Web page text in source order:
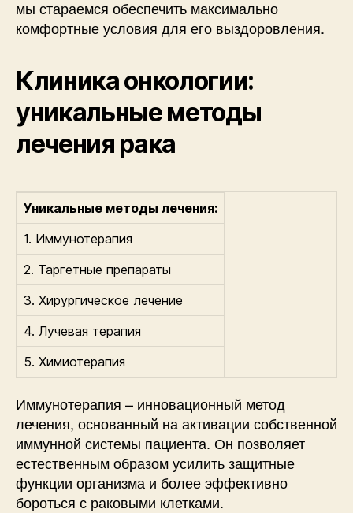
мы стараемся обеспечить максимально
комфортные условия для его выздоровления.
Клиника онкологии:
уникальные методы
лечения рака
Уникальные методы лечения:
1. Иммунотерапия
2. Таргетные препараты
3. Хирургическое лечение
4. Лучевая терапия
5. Химиотерапия
Иммунотерапия – инновационный метод
лечения, основанный на активации собственной
иммунной системы пациента. Он позволяет
естественным образом усилить защитные
функции организма и более эффективно
бороться с раковыми клетками.